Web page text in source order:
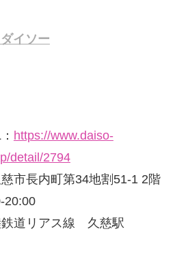
イソー
https://www.daiso-
detail/2794
市長内町第34地割51-1 2階
20:00
鉄道リアス線 久慈駅